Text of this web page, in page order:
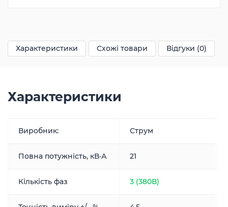
Характеристики Схожі товари Відгуки (0)
Характеристики
Виробник: Струм
Повна потужність, кВ·А 21
Кількість фаз 3 (380В)